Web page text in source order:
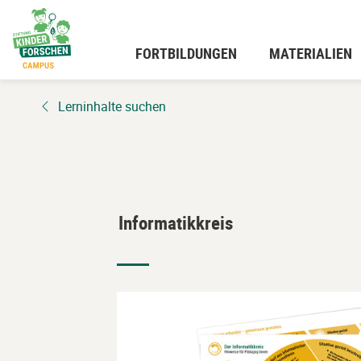
Hauptinhalt
wechseln
FORTBILDUNGEN MATERIALIEN
Lerninhalte suchen
Informatikkreis